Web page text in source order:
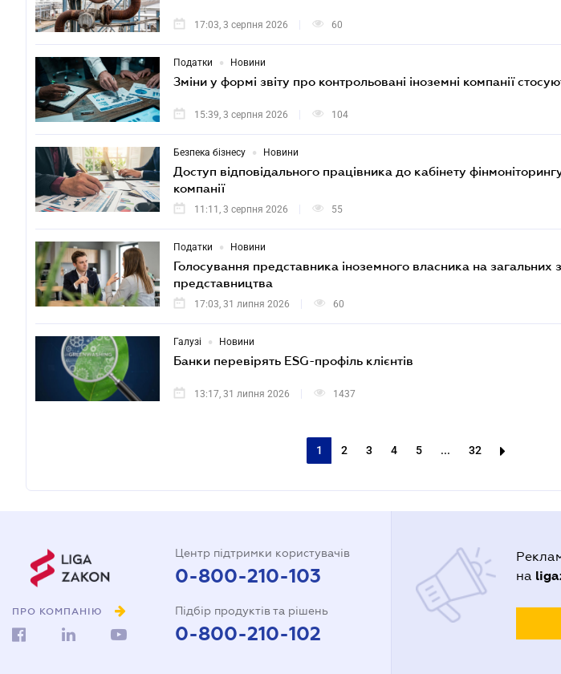
17:03, 3 серпня 2026 60
Податки • Новини
Зміни у формі звіту про контрольовані іноземні компанії
15:39, 3 серпня 2026 104
Безпека бізнесу • Новини
Доступ відповідального працівника до кабінету
компанії
11:11, 3 серпня 2026 55
Податки • Новини
Голосування представника іноземного власника на загальних
представництва
17:03, 31 липня 2026 60
Галузі • Новини
Банки перевірять ESG-профіль клієнтів
13:17, 31 липня 2026 1437
1 2 3 4 5 ... 32
ПРО КОМПАНІЮ
Центр підтримки користувачів
0-800-210-103
Підбір продуктів та рішень
0-800-210-102
на